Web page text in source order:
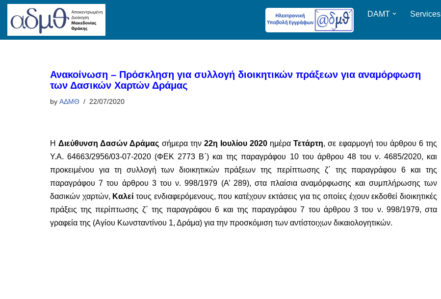
Skip
to
DAMT Services
Ανακοίνωση – Πρόσκληση για συλλογή διοικητικών πράξεων για αναμόρφωση
των Δασικών Χαρτών Δράμας
by ΑΔΜΘ 22/07/2020
ΗΔιεύθυνση Δασών Δράμας σήμερα την 22η Ιουλίου 2020 ημέρα Τετάρτη, σε εφαρμογή του άρθρου 6 της
Υ.Α. 64663/2956/03-07-2020 (ΦΕΚ 2773 Β΄) και της παραγράφου 10 του άρθρου 48 του ν. 4685/2020, και
προκειμένου για τη συλλογή των διοικητικών πράξεων της περίπτωσης ζ΄ της παραγράφου 6 και της
παραγράφου 7 του άρθρου 3 του ν. 998/1979 (A’ 289), στα πλαίσια αναμόρφωσης και συμπλήρωσης των
δασικών χαρτών, Καλείτους ενδιαφερόμενους, που κατέχουν εκτάσεις για τις οποίες έχουν εκδοθεί διοικητικές
πράξεις της περίπτωσης ζ΄ της παραγράφου 6 και της παραγράφου 7 του άρθρου 3 του ν. 998/1979, στα
γραφεία της (Αγίου Κωνσταντίνου 1, Δράμα) για την προσκόμιση των αντίστοιχων δικαιολογητικών.